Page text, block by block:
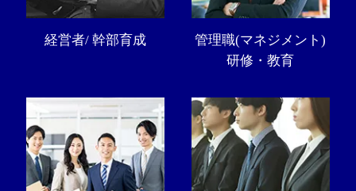
経営者/ 幹部育成
管理職(マネジメント)
研修・教育